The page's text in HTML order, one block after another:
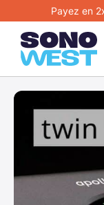
Payez en